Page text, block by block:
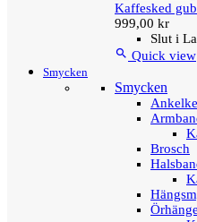
Kaffesked
999,00 kr
Slut i
 Quick view
Smycken
Smycken
Brosch